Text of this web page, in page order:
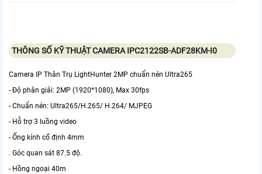
THÔNG SỐ KỸ THUẬT CAMERA IPC2122SB-ADF28KM-I0
Camera IP Thân Trụ LightHunter 2MP chuẩn nén Ultra265
- Độ phân giải: 2MP (1920*1080), Max 30fps
- Chuẩn nén: Ultra265/H.265/ H.264/ MJPEG
- Hỗ trợ 3 luồng video
- Ống kính cố định 4mm
. Góc quan sát 87.5 độ.
- Hồng ngoại 40m